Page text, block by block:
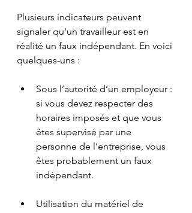
Plusieurs indicateurs peuvent
signaler qu'un travailleur est en
réalité un faux indépendant. En voici
quelques-uns :
Sous l’autorité d’un employeur :
si vous devez respecter des
horaires imposés et que vous
êtes supervisé par une
personne de l’entreprise, vous
êtes probablement un faux
indépendant.
Utilisation du matériel de